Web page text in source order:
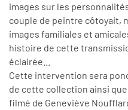
images sur les
couple de peintre côtoyait,
images familiales et
histoire de cette
éclairée...
Cette intervention sera
de cette collection ainsi
filmé de Geneviève